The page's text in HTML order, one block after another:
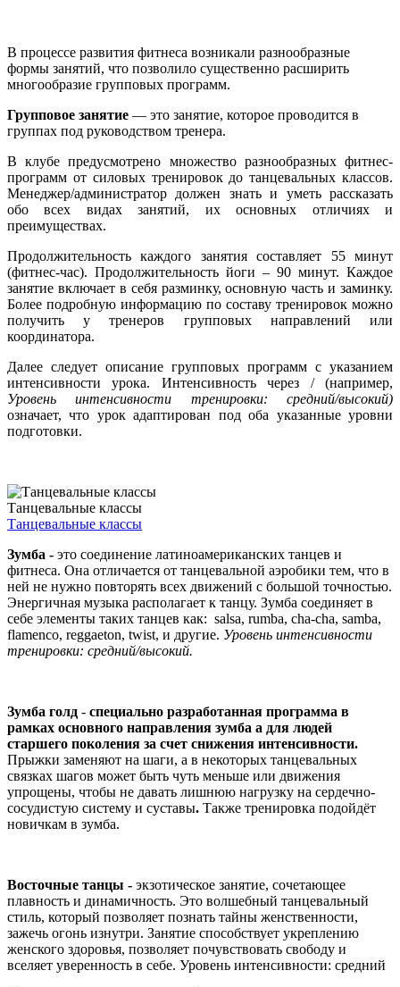
В процессе развития фитнеса возникали разнообразные
формы занятий, что позволило существенно расширить
многообразие групповых программ.
Групповое занятие — это занятие, которое проводится в
группах под руководством тренера.
В клубе предусмотрено множество разнообразных фитнес-
программ от силовых тренировок до танцевальных классов.
Менеджер/администратор должен знать и уметь рассказать
обо всех видах занятий, их основных отличиях и
преимуществах.
Продолжительность каждого занятия составляет 55 минут
(фитнес-час). Продолжительность йоги – 90 минут. Каждое
занятие включает в себя разминку, основную часть и заминку.
Более подробную информацию по составу тренировок можно
получить у тренеров групповых направлений или
координатора.
Далее следует описание групповых программ с указанием
интенсивности урока. Интенсивность через / (например,
Уровень интенсивности
тренировки: средний/высокий)
означает, что урок адаптирован под оба указанные уровни
подготовки.
Танцевальные классы
Танцевальные классы
Зумба - это соединение латиноамериканских танцев и
фитнеса. Она отличается от танцевальной аэробики тем, что в
ней не нужно повторять всех движений с большой точностью.
Энергичная музыка располагает к танцу. Зумба соединяет в
себе элементы таких танцев как: salsa, rumba, cha-cha, samba,
flamenco, reggaeton, twist, и другие. Уровень интенсивности
тренировки: средний/высокий.
Зумба голд - специально разработанная программа в
рамках основного направления зумба a для людей
старшего поколения за счет снижения интенсивности.
Прыжки заменяют на шаги, а в некоторых танцевальных
связках шагов может быть чуть меньше или движения
упрощены, чтобы не давать лишнюю нагрузку на сердечно-
сосудистую систему и суставы. Также тренировка подойдёт
новичкам в зумба.
Восточные танцы - экзотическое занятие, сочетающее
плавность и динамичность. Это волшебный танцевальный
стиль, который позволяет познать тайны женственности,
зажечь огонь изнутри. Занятие способствует укреплению
женского здоровья, позволяет почувствовать свободу и
вселяет уверенность в себе. Уровень интенсивности: средний